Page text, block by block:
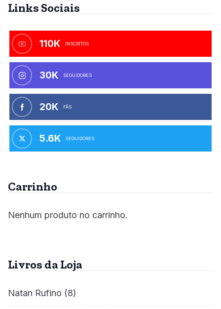
Links Sociais
110K INSCRITOS
30K SEGUIDORES
20K FÃS
5.6K SEGUIDORES
Carrinho
Nenhum produto no carrinho.
Livros da Loja
Natan Rufino (8)